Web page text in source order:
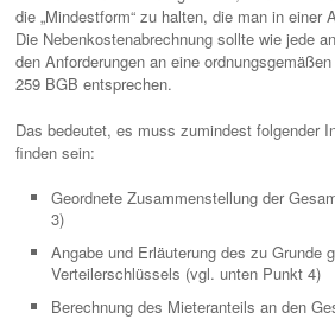
die „Mindestform“ zu halten, die man in einer
Die Nebenkostenabrechnung sollte wie jede
den Anforderungen an eine
259 BGB entsprechen.
Das bedeutet, es muss zumindest folgender
finden sein:
Geordnete Zusammenstellung der
3)
Angabe und Erläuterung des zu Grunde
Verteilerschlüssels (vgl. unten Punkt 4)
Berechnung des Mieteranteils an den